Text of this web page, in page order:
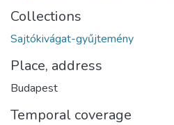
Collections
Sajtókivágat-gyűjtemény
Place, address
Budapest
Temporal coverage